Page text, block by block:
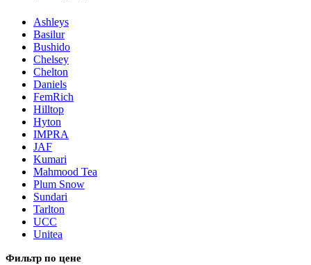
Ashleys
Basilur
Bushido
Chelsey
Chelton
Daniels
FemRich
Hilltop
Hyton
IMPRA
JAF
Kumari
Mahmood Tea
Plum Snow
Sundari
Tarlton
UCC
Unitea
Фильтр по цене